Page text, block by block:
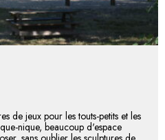
de jeux pour les touts-petits et les
nique, beaucoup d'espace